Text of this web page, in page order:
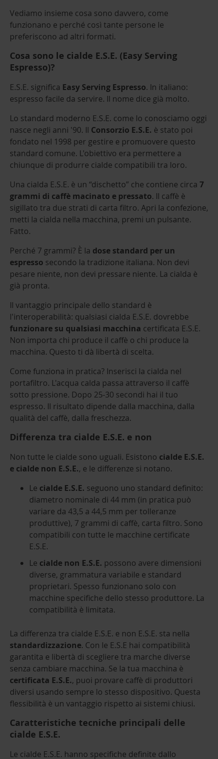
Vediamo insieme cosa sono davvero, come
funzionano e perché così tante persone le
preferiscono ad altri formati.
Cosa sono le cialde E.S.E. (Easy Serving
Espresso)?
E.S.E. significa Easy Serving Espresso. In italiano:
espresso facile da servire. Il nome dice già molto.
Lo standard moderno E.S.E. come lo conosciamo oggi
nasce negli anni '90. Il Consorzio E.S.E. è stato poi
fondato nel 1998 per gestire e promuovere questo
standard comune. L'obiettivo era permettere a
chiunque di produrre cialde compatibili tra loro.
Una cialda E.S.E. è un “dischetto” che contiene circa 7
grammi di caffè macinato e pressato. Il caffè è
sigillato tra due strati di carta filtro. Apri la confezione,
metti la cialda nella macchina, premi un pulsante.
Fatto.
Perché 7 grammi? È la dose standard per un
espresso secondo la tradizione italiana. Non devi
pesare niente, non devi pressare niente. La cialda è
già pronta.
Il vantaggio principale dello standard è
l'interoperabilità: qualsiasi cialda E.S.E. dovrebbe
funzionare su qualsiasi macchina certificata E.S.E.
Non importa chi produce il caffè o chi produce la
macchina. Questo ti dà libertà di scelta.
Come funziona in pratica? Inserisci la cialda nel
portafiltro. L'acqua calda passa attraverso il caffè
sotto pressione. Dopo 25-30 secondi hai il tuo
espresso. Il risultato dipende dalla macchina, dalla
qualità del caffè, dalla freschezza.
Differenza tra cialde E.S.E. e non
Non tutte le cialde sono uguali. Esistono cialde E.S.E.
e cialde non E.S.E., e le differenze si notano.
Le cialde E.S.E. seguono uno standard definito:
diametro nominale di 44 mm (in pratica può
variare da 43,5 a 44,5 mm per tolleranze
produttive), 7 grammi di caffè, carta filtro. Sono
compatibili con tutte le macchine certificate
E.S.E.
Le cialde non E.S.E. possono avere dimensioni
diverse, grammatura variabile e standard
proprietari. Spesso funzionano solo con
macchine specifiche dello stesso produttore. La
compatibilità è limitata.
La differenza tra cialde E.S.E. e non E.S.E. sta nella
standardizzazione. Con le E.S.E hai compatibilità
garantita e libertà di scegliere tra marche diverse
senza cambiare macchina. Se la tua macchina è
certificata E.S.E., puoi provare caffè di produttori
diversi usando sempre lo stesso dispositivo. Questa
flessibilità è un vantaggio rispetto ai sistemi chiusi.
Caratteristiche tecniche principali delle
cialde E.S.E.
Le cialde E.S.E. hanno specifiche definite dallo